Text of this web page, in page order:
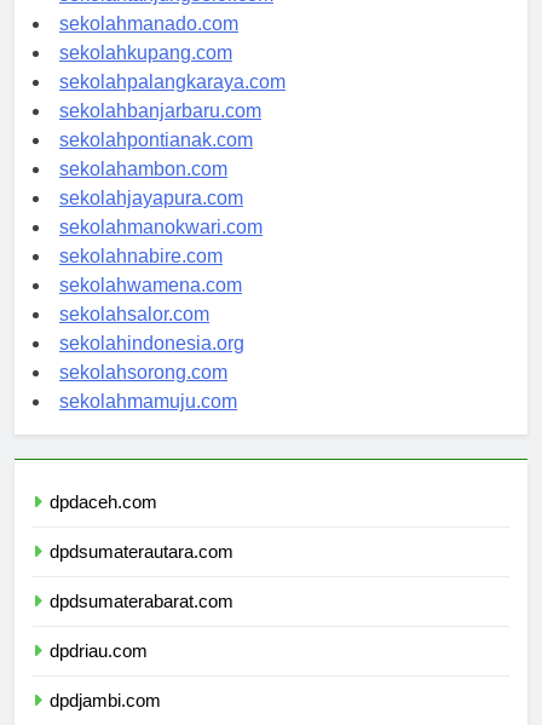
sekolahtanjungselor.com
sekolahmanado.com
sekolahkupang.com
sekolahpalangkaraya.com
sekolahbanjarbaru.com
sekolahpontianak.com
sekolahambon.com
sekolahjayapura.com
sekolahmanokwari.com
sekolahnabire.com
sekolahwamena.com
sekolahsalor.com
sekolahindonesia.org
sekolahsorong.com